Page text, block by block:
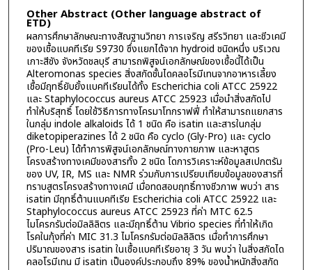
Other Abstract (Other language abstract of
ETD)
ผลการศึกษาลักษณะทางสัณฐานวิทยา การเจริญ สรีรวิทยา และชีวเคมี
ของเชื้อแบคทีเรีย S9730 ซึ่งแยกได้จาก hydroid ชนิดหนึ่ง บริเวณ
เกาะสีชัง จังหวัดชลบุรี สามารถพิสูจน์เอกลักษณ์ของเชื้อนี้ได้เป็น
Alteromonas species สิ่งสกัดชั้นไดคลอโรมีเทนจากอาหารเลี้ยง
เชื้อมีฤทธิ์ยับยั้งแบคทีเรียนได้ทั้ง Escherichia coli ATCC 25922
และ Staphylococcus aureus ATCC 25923 เมื่อนำสิ่งสกัดไป
ทำให้บริสุทธิ์ โดยใช้วิธีการทางโครมาโทกราฟฟี่ ทำให้สามารถแยกสาร
ในกลุ่ม indole alkaloids ได้ 1 ชนิด คือ isatin และสารในกลุ่ม
diketopiperazines ได้ 2 ชนิด คือ cyclo (Gly-Pro) และ cyclo
(Pro-Leu) ได้ทำการพิสูจน์เอกลักษณ์ทางกายภาพ และหาสูตร
โครงสร้างทางเคมีของสารทั้ง 2 ชนิด โดการวิเคราะห์ข้อมูลสเปกตรัม
ของ UV, IR, MS และ NMR ร่วมกับการเปรียบเทียบข้อมูลของสารที่
ทราบสูตรโครงสร้างทางเคมี เมื่อทดสอบฤทธิ์ทางชีวภาพ พบว่า สาร
isatin มีฤทธิ์ต้านแบคทีเรีย Escherichia coli ATCC 25922 และ
Staphylococcus aureus ATCC 25923 ที่ค่า MTC 62.5
ไมโครกรัมต่อมิลลิลิตร และมีฤทธิ์ต้าน Vibrio species ที่ทำให้เกิด
โรคในกุ้งที่ค่า MIC 31.3 ไมโครกรัมต่อมิลลิลิตร เมื่อทำการศึกษา
ปริมาณของสาร isatin ในเชื้อแบคทีเรียอายุ 3 วัน พบว่า ในสิ่งสกัดได
คลอโรมีเทน มี isatin เป็นองค์ประกอบถึง 89% ของน้ำหนักสิ่งสกัด